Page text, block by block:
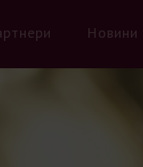
Новини